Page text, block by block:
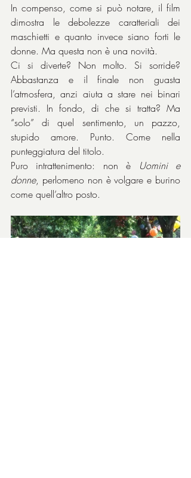
In compenso, come si può notare, il film
dimostra le debolezze caratteriali dei
maschietti e quanto invece siano forti le
donne. Ma questa non è una novità.
Ci si diverte? Non molto. Si sorride?
Abbastanza e il finale non guasta
l’atmosfera, anzi aiuta a stare nei binari
previsti. In fondo, di che si tratta? Ma
“solo” di quel sentimento, un pazzo,
stupido amore. Punto. Come nella
punteggiatura del titolo.
Puro intrattenimento: non è
Uomini e
donne, perlomeno non è volgare e burino
come quell’altro posto.